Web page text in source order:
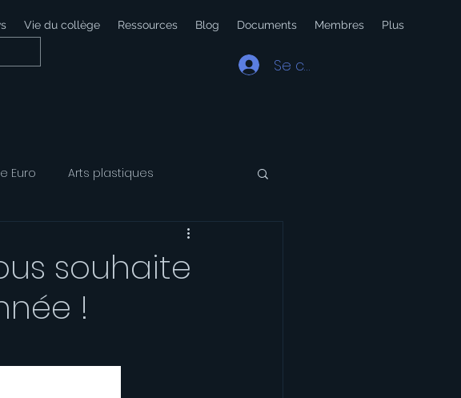
Vie du collège Ressources Blog Documents Membres Plus
Se connecter
Euro Arts plastiques
Voyage
souhaite
!